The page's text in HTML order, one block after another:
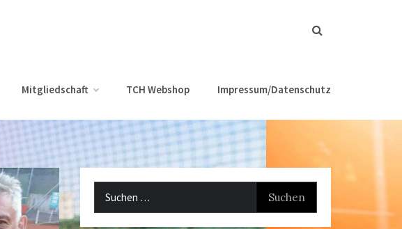
Mitgliedschaft TCH Webshop Impressum/Datenschutz